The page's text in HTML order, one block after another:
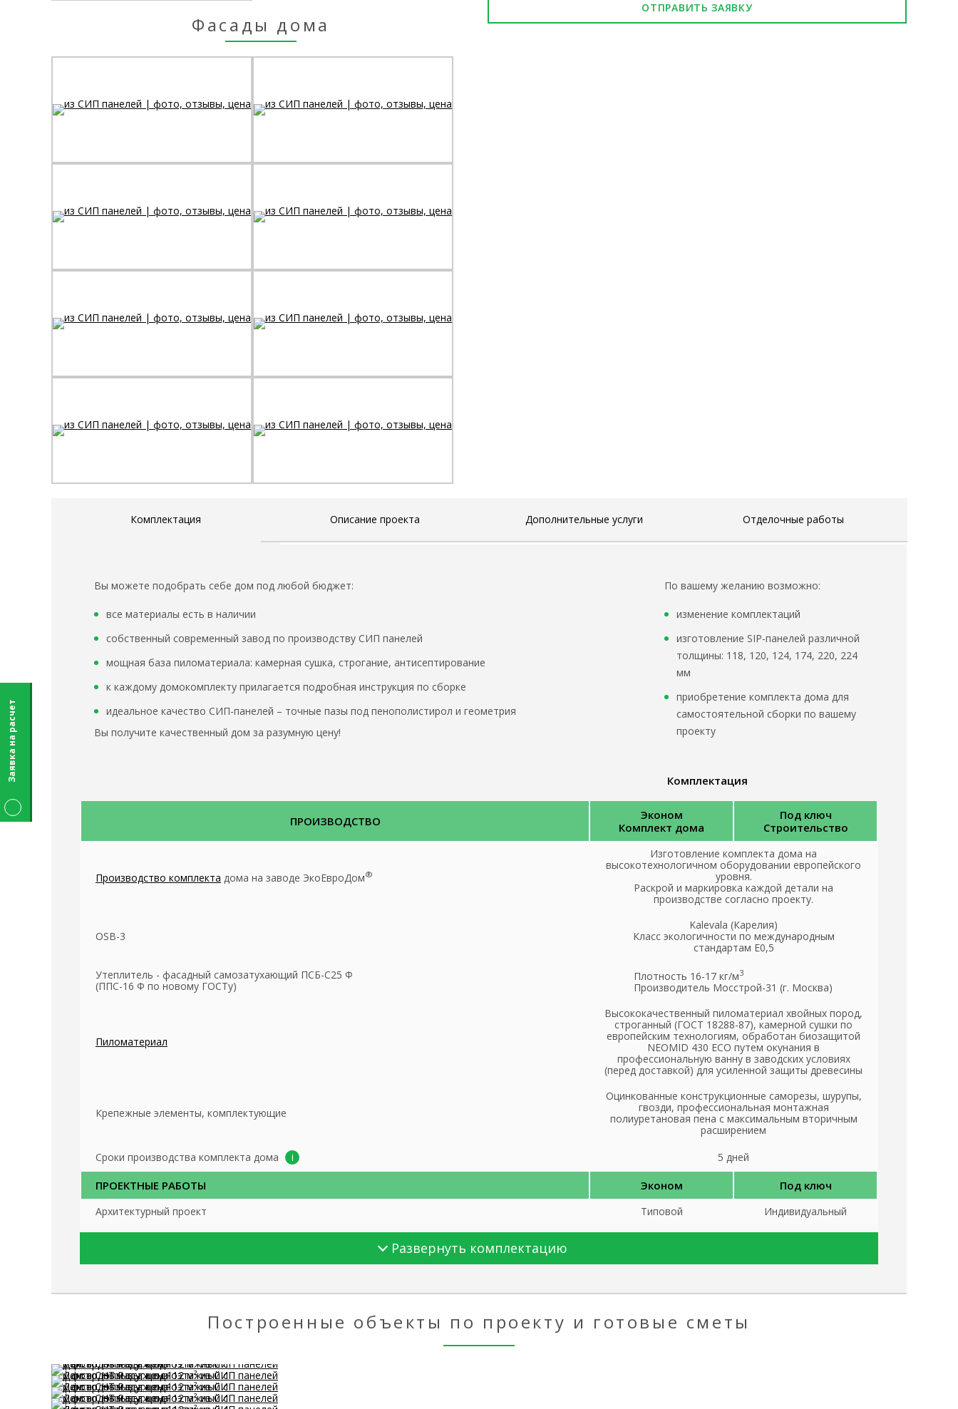
Фасады дома
ОТПРАВИТЬ ЗАЯВКУ
Комплектация Описание проекта Дополнительные услуги Отделочные работы
Вы можете подобрать себе дом под любой бюджет:
все материалы есть в наличии
собственный современный завод по производству СИП панелей
мощная база пиломатериала: камерная сушка, строгание, антисептирование
к каждому домокомплекту прилагается подробная инструкция по сборке
идеальное качество СИП-панелей – точные пазы под пенополистирол и геометрия
Вы получите качественный дом за разумную цену!
По вашему желанию возможно:
изменение комплектаций
изготовление SIP-панелей различной
толщины: 118, 120, 124, 174, 220, 224
мм
приобретение комплекта дома для
самостоятельной сборки по вашему
проекту
Комплектация
Развернуть комплектацию
ПРОИЗВОДСТВО
Эконом
Комплект дома
Под ключ
Строительство
Производство комплекта дома на заводе ЭкоЕвроДом®
Изготовление комплекта дома на
высокотехнологичном оборудовании европейского
уровня.
Раскрой и маркировка каждой детали на
производстве согласно проекту.
OSB-3
Kalevala (Карелия)
Класс экологичности по международным
стандартам Е0,5
Утеплитель - фасадный самозатухающий ПСБ-С25 Ф
(ППС-16 Ф по новому ГОСТу)
Плотность 16-17 кг/м3
Производитель Мосстрой-31 (г. Москва)
Пиломатериал
Высококачественный пиломатериал хвойных пород,
строганный (ГОСТ 18288-87), камерной сушки по
европейским технологиям, обработан биозащитой
NEOMID 430 ЕСО путем окунания в
профессиональную ванну в заводских условиях
(перед доставкой) для усиленной защиты древесины
Крепежные элементы, комплектующие
Оцинкованные конструкционные саморезы, шурупы,
гвозди, профессиональная монтажная
полиуретановая пена с максимальным вторичным
расширением
Сроки производства комплекта дома
5 дней
ПРОЕКТНЫЕ РАБОТЫ Эконом Под ключ
Архитектурный проект Типовой Индивидуальный
Механическое ввинчивание винтовых свай «под ключ»
Доставка материалов и спецтехники на участок
Построенные объекты по проекту и готовые сметы
Заявка на расчет